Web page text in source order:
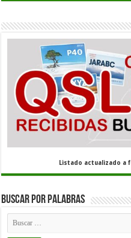
Listado actualizado a
Buscar por palabras